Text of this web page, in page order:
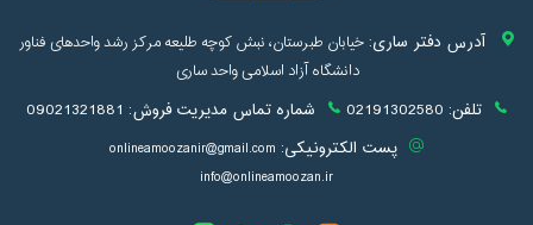
آدرس دفتر ساری:خیابان طبرستان، نبش کوچه طلیعه مرکز رشد واحدهای فناور
دانشگاه آزاد اسلامی واحد ساری
تلفن: 02191302580 شماره تماس مدیریت فروش: 09021321881
پست الکترونیکی: onlineamoozanir@gmail.com
info@onlineamoozan.ir